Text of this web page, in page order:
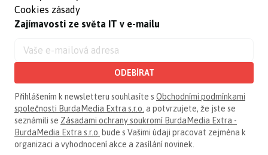
Cookies zásady
Zajímavosti ze světa IT v e-mailu
ODEBÍRAT
Přihlášením k newsletteru souhlasíte s Obchodními podmínkami
společnosti BurdaMedia Extra s.r.o. a potvrzujete, že jste se
seznámili se Zásadami ochrany soukromí BurdaMedia Extra -
BurdaMedia Extra s.r.o. bude s Vašimi údaji pracovat zejména k
organizaci a vyhodnocení akce a zasílání novinek.